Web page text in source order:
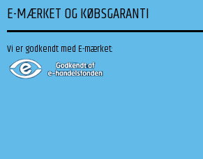
E-MÆRKET OG KØBSGARANTI
Vi er godkendt med E-mærket: